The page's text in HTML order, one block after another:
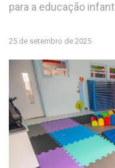
para a educação
25 de setembro de 2025